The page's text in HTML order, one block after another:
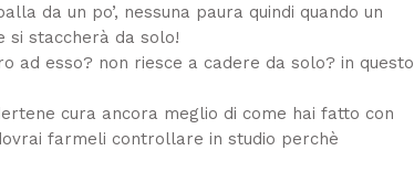
da un po’, nessuna paura quindi quando un
si staccherà da solo!
ad esso? non riesce a cadere da solo? in questo
cura ancora meglio di come hai fatto con
farmeli controllare in studio perchè